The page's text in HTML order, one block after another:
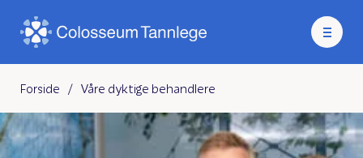
Forside / Våre dyktige behandlere